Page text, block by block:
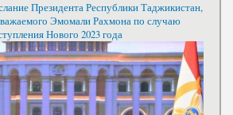
Президента Республики Таджикистан,
Эмомали Рахмона по случаю
Нового 2023 года